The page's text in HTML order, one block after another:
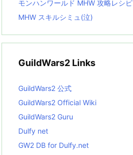
モンハンワールド MHW 攻略レシピ
MHW スキルシミュ(泣)
GuildWars2 Links
GuildWars2 公式
GuildWars2 Official Wiki
GuildWars2 Guru
Dulfy net
GW2 DB for Dulfy.net